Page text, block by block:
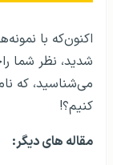
اکنون‌که با
شدید، نظر شما
می‌شناسید، که
کنیم؟!
مقاله های دیگر: